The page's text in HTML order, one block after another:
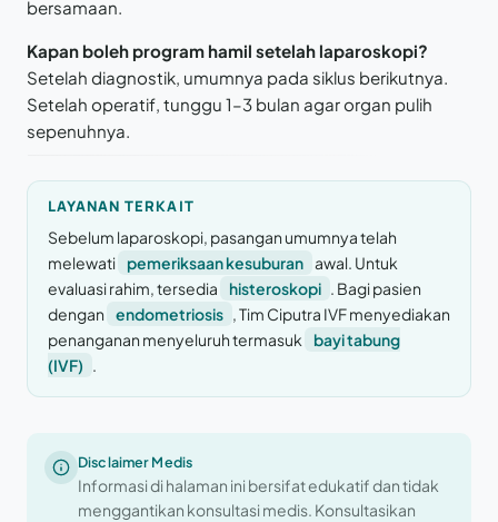
bersamaan.
Kapan boleh program hamil setelah laparoskopi?
Setelah diagnostik, umumnya pada siklus berikutnya.
Setelah operatif, tunggu 1–3 bulan agar organ pulih
sepenuhnya.
LAYANAN TERKAIT
Sebelum laparoskopi, pasangan umumnya telah
melewati
pemeriksaan kesuburan awal. Untuk
evaluasi rahim, tersedia
histeroskopi . Bagi pasien
dengan
endometriosis , Tim Ciputra IVF menyediakan
penanganan menyeluruh termasuk
bayi tabung
(IVF) .
Disclaimer Medis
Informasi di halaman ini bersifat edukatif dan tidak
menggantikan konsultasi medis. Konsultasikan